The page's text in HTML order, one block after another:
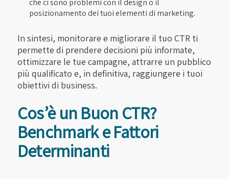
che ci sono problemi con il design o il
posizionamento dei tuoi elementi di marketing.
In sintesi, monitorare e migliorare il tuo CTR ti
permette di prendere decisioni più informate,
ottimizzare le tue campagne, attrarre un pubblico
più qualificato e, in definitiva, raggiungere i tuoi
obiettivi di business.
Cos’è un Buon CTR?
Benchmark e Fattori
Determinanti